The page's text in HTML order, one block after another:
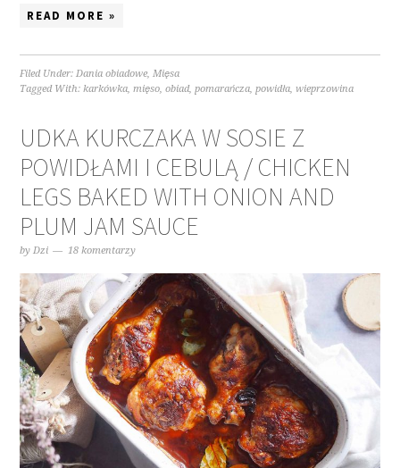
READ MORE »
Filed Under:Dania obiadowe,Mięsa
Tagged With:karkówka,mięso,obiad,pomarańcza,powidła,wieprzowina
UDKA KURCZAKA W SOSIE Z
POWIDŁAMI I CEBULĄ / CHICKEN
LEGS BAKED WITH ONION AND
PLUM JAM SAUCE
byDzi 18 komentarzy